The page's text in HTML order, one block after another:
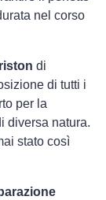
nel corso
di
di tutti i
per la
diversa natura.
stato così